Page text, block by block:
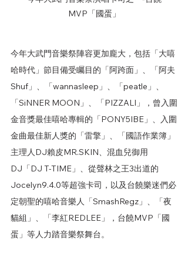
MVP「國蛋」
今年大武門音樂祭陣容更加龐大，包括「大嘻
哈時代」節目備受矚目的「阿跨面」、「阿夫
Shuf」、「wannasleep」、「peatle」、
「SiNNER MOON」、「PIZZALI」，曾入圍
金音獎最佳嘻哈專輯的「PONY5IBE」、入圍
金曲最佳新人獎的「雷擎」、「國語作業簿」
主理人DJ賴皮MR.SKIN、混血兒御用
DJ「DJ T-TIME」、從聲林之王3出道的
Jocelyn9.4.0等超強卡司，以及台饒樂迷們必
定朝聖的嘻哈音樂人「SmashRegz」、「夜
貓組」、「李紅REDLEE」，台饒MVP「國
蛋」等人力踏音樂祭舞台。